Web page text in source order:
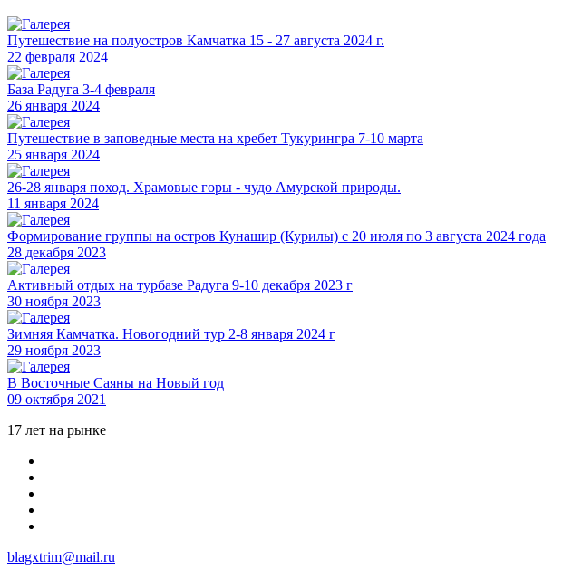
Путешествие на полуостров Камчатка 15 - 27 августа 2024 г.
22 февраля 2024
База Радуга 3-4 февраля
26 января 2024
Путешествие в заповедные места на хребет Тукурингра 7-10 марта
25 января 2024
26-28 января поход. Храмовые горы - чудо Амурской природы.
11 января 2024
Формирование группы на остров Кунашир (Курилы) с 20 июля по 3 августа 2024 года
28 декабря 2023
Активный отдых на турбазе Радуга 9-10 декабря 2023 г
30 ноября 2023
Зимняя Камчатка. Новогодний тур 2-8 января 2024 г
29 ноября 2023
В Восточные Саяны на Новый год
09 октября 2021
17 лет на рынке
blagxtrim@mail.ru